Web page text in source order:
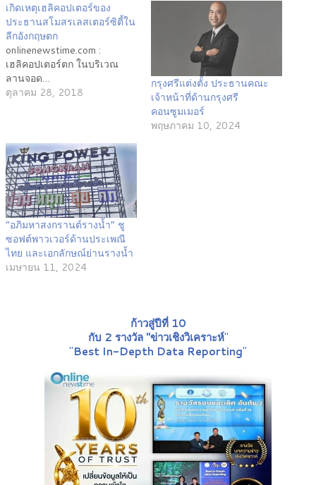
เกิดเหตุเฮลิคอปเตอร์ของ
ประธานสโมสรเลสเตอร์ซิตี้ใน
ลีกอังกฤษตก
onlinenewstime.com :
เฮลิคอปเตอร์ตก ในบริเวณ
ลานจอด…
ตุลาคม 28, 2018
กรุงศรีแต่งตั้ง ประธานคณะ
เจ้าหน้าที่ด้านกรุงศรี
คอนซูมเมอร์
พฤษภาคม 10, 2024
“อภิมหาสงกรานต์รางน้ำ” ชู
ซอฟต์พาวเวอร์ด้านประเพณี
ไทย และเอกลักษณ์ย่านรางน้ำ
เมษายน 11, 2024
ก้าวสู่ปีที่ 10
กับ 2 รางวัล "ข่าวเชิงวิเคราะห์"
"Best In-Depth Data Reporting"